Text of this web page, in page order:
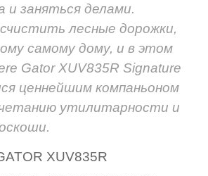
и заняться делами.
лесные дорожки,
самому дому, и в этом
Gator XUV835R Signature
ценнейшим компаньоном
утилитарности и
XUV835R